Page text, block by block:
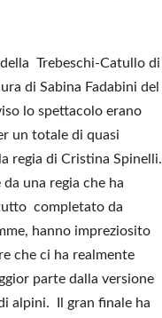
Trebeschi-Catullo di
di Sabina Fadabini del
lo spettacolo erano
un totale di quasi
regia di Cristina Spinelli.
una regia che ha
completato da
hanno impreziosito
che ci ha realmente
parte dalla versione
alpini. Il gran finale ha